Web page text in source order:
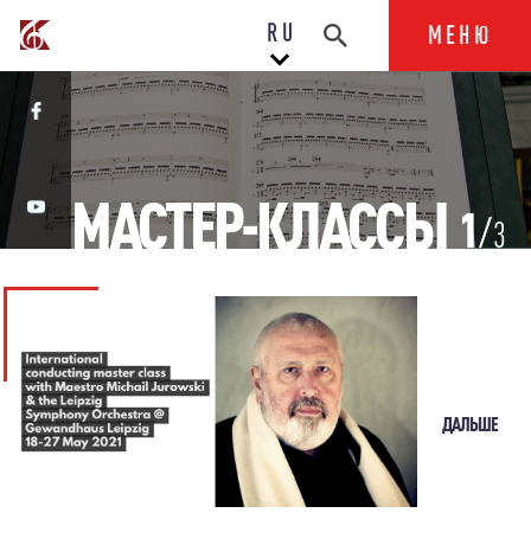
RU МЕНЮ
1 3
МАСТЕР-КЛАССЫ
ДАЛЬШЕ